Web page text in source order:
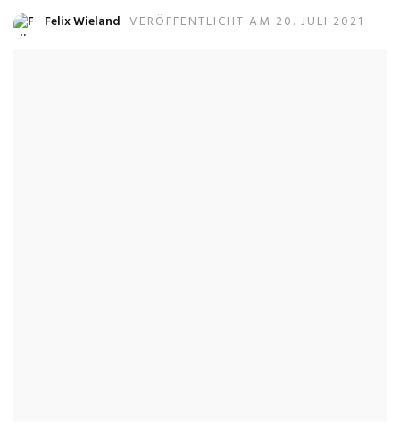
Felix Wieland VERÖFFENTLICHT AM 20. JULI 2021